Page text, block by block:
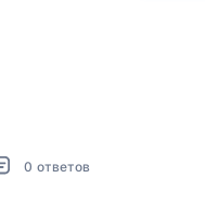
0 ответов